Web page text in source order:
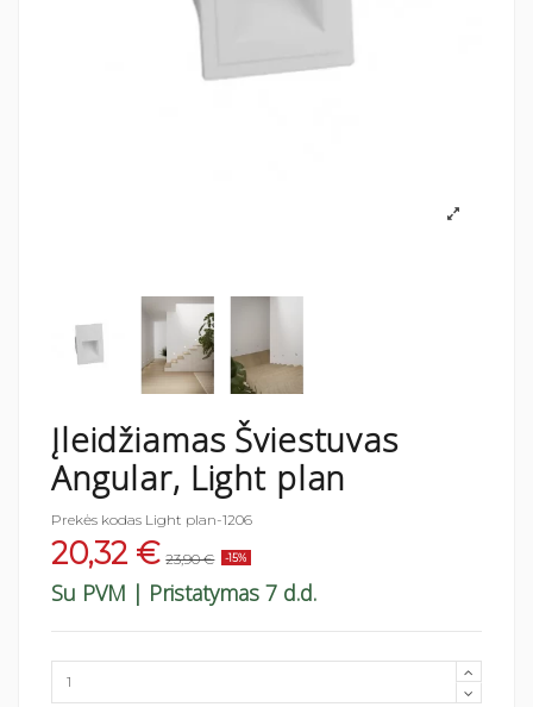
Įleidžiamas Šviestuvas
Angular, Light plan
Prekės kodas Light plan-1206
20,32 € 23,90 € -15%
Su PVM | Pristatymas 7 d.d.